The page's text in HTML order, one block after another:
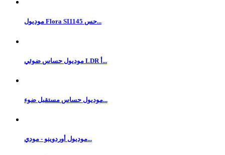
موديول Flora SI1145 حس...
موديول حساس ضوئي LDR أ...
موديول حساس مستقبل ضوء...
موديول أوردوينو - مودي...